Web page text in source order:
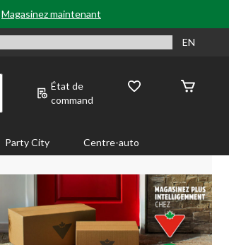
Magasinez maintenant
EN
État de
command
Party City Centre-auto